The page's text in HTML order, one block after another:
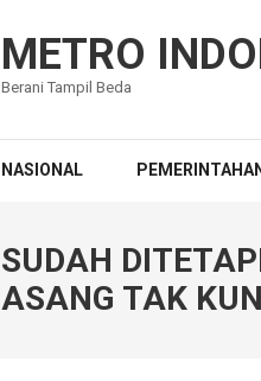
METRO
Berani Tampil Beda
NASIONAL
SUDAH
ASANG TAK